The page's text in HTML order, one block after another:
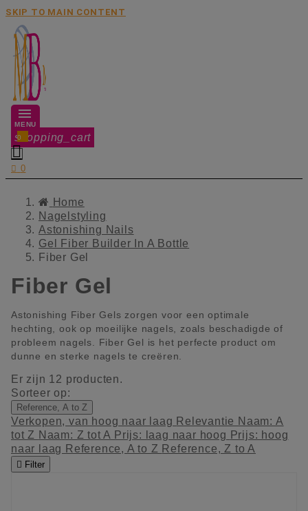
SKIP TO MAIN CONTENT
MENU
shopping_cart
0

 0
Home
Nagelstyling
Astonishing Nails
Gel Fiber Builder In A Bottle
Fiber Gel
Fiber Gel
Astonishing Fiber Gels zorgen voor een optimale
hechting, ook op moeilijke nagels, zoals beschadigde of
probleem nagels. Fiber Gel is het perfecte product om
dunne en sterke nagels te creëren.
Er zijn 12 producten.
Sorteer op:
Reference, A to Z
Verkopen, van hoog naar laag Relevantie Naam: A
tot Z Naam: Z tot A Prijs: laag naar hoog Prijs: hoog
naar laag Reference, A to Z Reference, Z to A
 Filter